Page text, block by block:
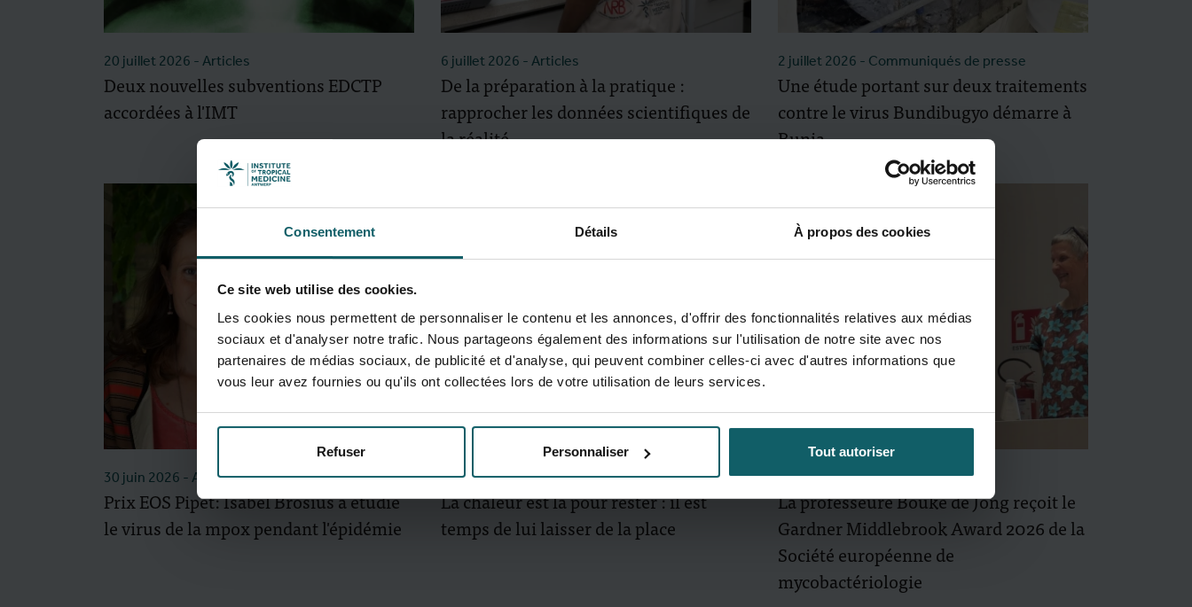
Consentement Détails À propos des cookies
Ce site web utilise des cookies.
Les cookies nous permettent de personnaliser le contenu et les annonces, d'offrir des fonctionnalités relatives aux médias
sociaux et d'analyser notre trafic. Nous partageons également des informations sur l'utilisation de notre site avec nos
partenaires de médias sociaux, de publicité et d'analyse, qui peuvent combiner celles-ci avec d'autres informations que
vous leur avez fournies ou qu'ils ont collectées lors de votre utilisation de leurs services.
Refuser Personnaliser Tout autoriser
20 juillet 2026 - Articles
Deux nouvelles subventions EDCTP
accordées à l'IMT
6 juillet 2026 - Articles
De la préparation à la pratique :
rapprocher les données scientifiques de
la réalité
2 juillet 2026 - Communiqués de presse
Une étude portant sur deux traitements
contre le virus Bundibugyo démarre à
Bunia
30 juin 2026 - Articles
Prix EOS Pipet: Isabel Brosius a étudié
le virus de la mpox pendant l'épidémie
29 juin 2026- Articles d'opinion
La chaleur est là pour rester : il est
temps de lui laisser de la place
25 juin 2026- Articles
La professeure Bouke de Jong reçoit le
Gardner Middlebrook Award 2026 de la
Société européenne de
mycobactériologie